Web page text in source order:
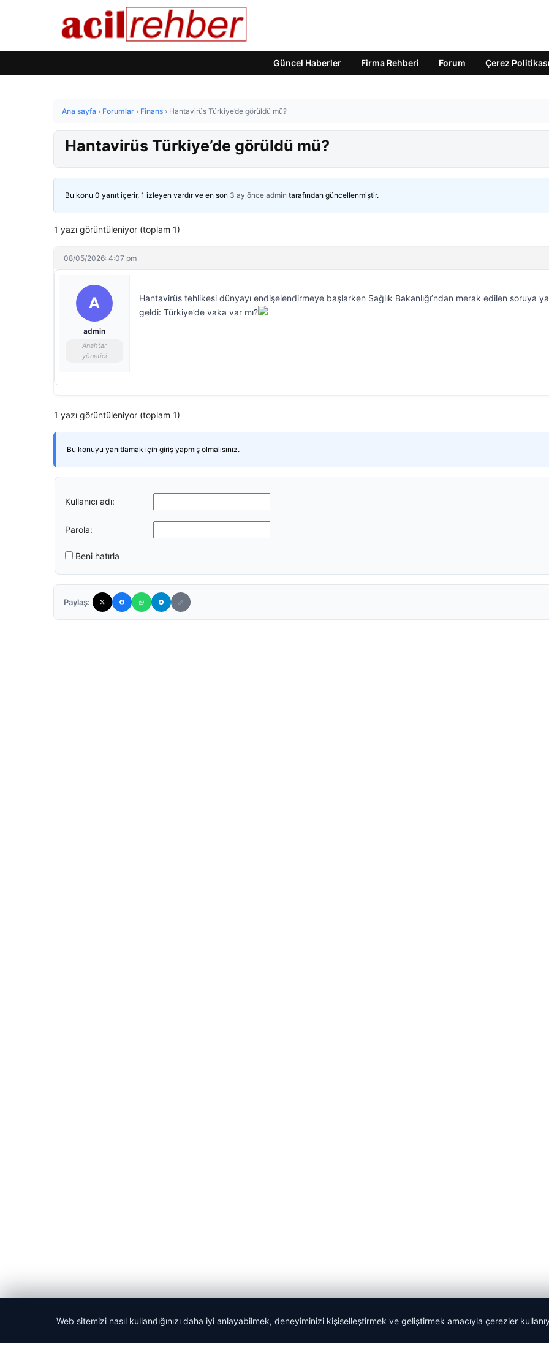
Güncel Haberler Firma Rehberi Forum Çerez Politikası
Ana sayfa › Forumlar › Finans › Hantavirüs Türkiye’de görüldü mü?
Hantavirüs Türkiye’de görüldü mü?
Bu konu 0 yanıt içerir, 1 izleyen vardır ve en son 3 ay önce admin tarafından güncellenmiştir.
1 yazı görüntüleniyor (toplam 1)
08/05/2026: 4:07 pm
A
admin
Anahtar
yönetici
Hantavirüs tehlikesi dünyayı endişelendirmeye başlarken Sağlık Bakanlığı’ndan merak edilen soruya
geldi: Türkiye’de vaka var mı?
1 yazı görüntüleniyor (toplam 1)
Bu konuyu yanıtlamak için giriş yapmış olmalısınız.
Kullanıcı adı:
Parola:
Beni hatırla
Paylaş:
© 2026 Acil Rehber | Gündem Haberleri
Web sitemizi nasıl kullandığınızı daha iyi anlayabilmek, deneyiminizi kişiselleştirmek ve geliştirmek amacıyla çerezler